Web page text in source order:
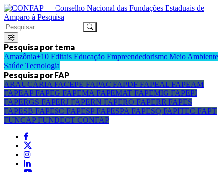
Pesquisa por tema
Amazônia+10 Editais Educação Empreendedorismo Meio Ambiente
Saúde Tecnologia
Pesquisa por FAP
ARAUCÁRIA FACEPE FAPAC FAPDF FAPEAL FAPEAM
FAPEAPFAPEG FAPEMA FAPEMAT FAPEMIG FAPEPI
FAPERGS FAPERJ FAPERN FAPERO FAPERR FAPES
FAPESB FAPESC FAPESPFAPESPA FAPESQ FAPITEC FAPT
FUNCAPFUNDECT CONFAP